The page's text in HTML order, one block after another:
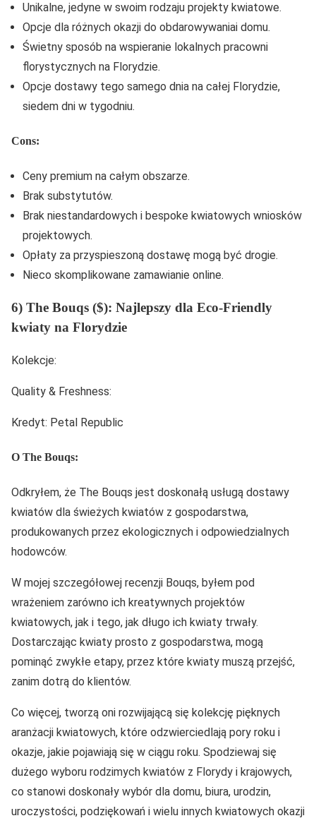
Unikalne, jedyne w swoim rodzaju projekty kwiatowe.
Opcje dla różnych okazji do obdarowywaniai domu.
Świetny sposób na wspieranie lokalnych pracowni
florystycznych na Florydzie.
Opcje dostawy tego samego dnia na całej Florydzie,
siedem dni w tygodniu.
Cons:
Ceny premium na całym obszarze.
Brak substytutów.
Brak niestandardowych i bespoke kwiatowych wniosków
projektowych.
Opłaty za przyspieszoną dostawę mogą być drogie.
Nieco skomplikowane zamawianie online.
6) The Bouqs ($): Najlepszy dla Eco-Friendly
kwiaty na Florydzie
Kolekcje:
Quality & Freshness:
Kredyt: Petal Republic
O The Bouqs:
Odkryłem, że The Bouqs jest doskonałą usługą dostawy
kwiatów dla świeżych kwiatów z gospodarstwa,
produkowanych przez ekologicznych i odpowiedzialnych
hodowców.
W mojej szczegółowej recenzji Bouqs, byłem pod
wrażeniem zarówno ich kreatywnych projektów
kwiatowych, jak i tego, jak długo ich kwiaty trwały.
Dostarczając kwiaty prosto z gospodarstwa, mogą
pominąć zwykłe etapy, przez które kwiaty muszą przejść,
zanim dotrą do klientów.
Co więcej, tworzą oni rozwijającą się kolekcję pięknych
aranżacji kwiatowych, które odzwierciedlają pory roku i
okazje, jakie pojawiają się w ciągu roku. Spodziewaj się
dużego wyboru rodzimych kwiatów z Florydy i krajowych,
co stanowi doskonały wybór dla domu, biura, urodzin,
uroczystości, podziękowań i wielu innych kwiatowych okazji